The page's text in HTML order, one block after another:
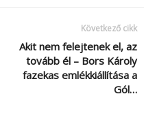
Következő cikk
Akit nem felejtenek el, az
tovább él – Bors Károly
fazekas emlékkiállítása a
Gól…